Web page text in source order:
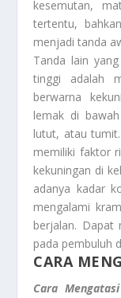
kesemutan,
tertentu,
menjadi tanda
Tanda lain
tinggi adalah
berwarna
lemak di
lutut, atau
memiliki faktor
kekuningan di
adanya kadar
mengalami
berjalan. Dapat
pada pembuluh
CARA
Cara Mengatasi